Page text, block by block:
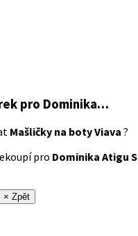
pro Dominika…
Mašličky na boty Viava ?
pro Dominika Atigu
× Zpět